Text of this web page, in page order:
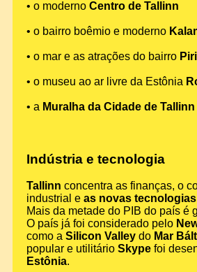
• o moderno Centro de Tallinn
• o bairro boêmio e moderno
• o mar e as atrações do bairro
• o museu ao ar livre da Estônia
• a Muralha da Cidade de Tallinn
Indústria e tecnologia
Tallinn concentra as finanças, o
industrial e as novas tecnologias
Mais da metade do PIB do país é
O país já foi considerado pelo
como a Silicon Valley do Mar
popular e utilitário Skype foi
Estônia.